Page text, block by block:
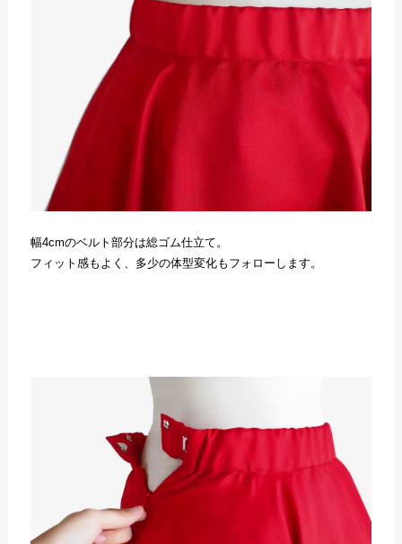
幅4cmのベルト部分は総ゴム仕立て。
フィット感もよく、多少の体型変化もフォローします。